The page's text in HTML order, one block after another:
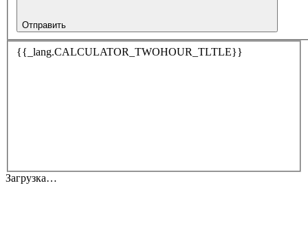
Отправить
{{_lang.CALCULATOR_TWOHOUR_TLTLE}}
Загрузка…